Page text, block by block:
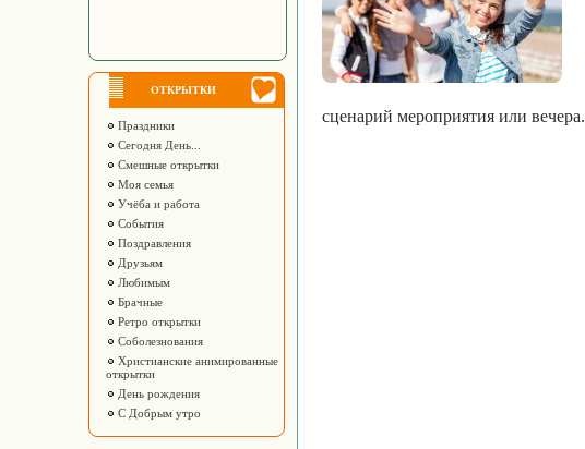
ОТКРЫТКИ
Праздники
Сегодня День...
Смешные открытки
Моя семья
Учёба и работа
События
Поздравления
Друзьям
Любимым
Брачные
Ретро открытки
Соболезнования
Христианские анимированные
открытки
День рождения
С Добрым утро
сценарий мероприятия или вечера.